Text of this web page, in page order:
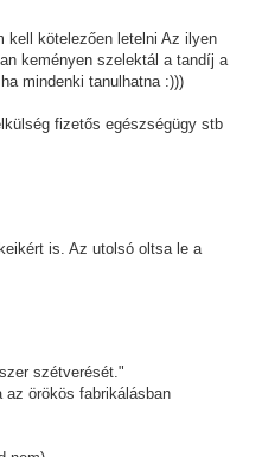
kell kötelezően letelni Az ilyen
keményen szelektál a tandíj a
mindenki tanulhatna :)))
fizetős egészségügy stb
is. Az utolsó oltsa le a
szétverését."
örökös fabrikálásban